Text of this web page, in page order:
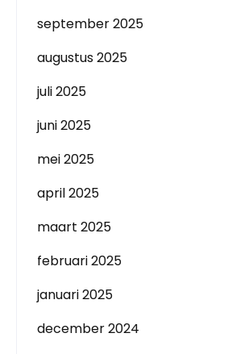
september 2025
augustus 2025
juli 2025
juni 2025
mei 2025
april 2025
maart 2025
februari 2025
januari 2025
december 2024